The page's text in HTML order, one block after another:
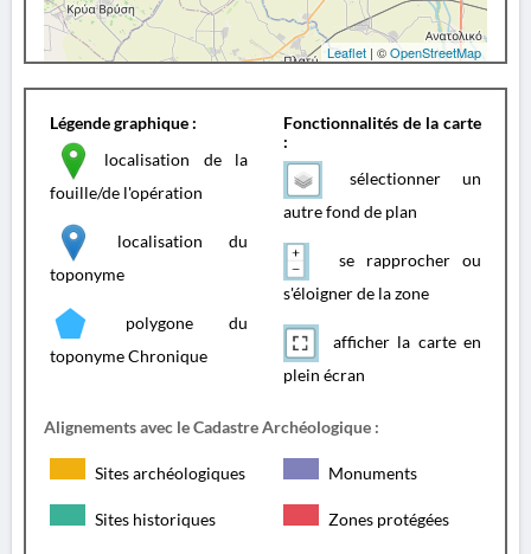
Leaflet | ©OpenStreetMap
Légende graphique :
localisation de la
fouille/de l'opération
localisation du
toponyme
polygone du
toponyme Chronique
Fonctionnalités de la carte
:
sélectionner un
autre fond de plan
se rapprocher ou
s'éloigner de la zone
afficher la carte en
plein écran
Alignements avec le Cadastre Archéologique :
Sites archéologiques Monuments
Sites historiques Zones protégées